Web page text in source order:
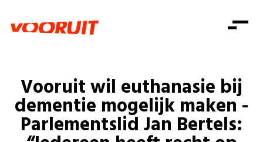
Zorg
Gelijke kansen
Onze mensen
Standpunten
Doe mee
Doe mee
Word lid
Shop
Zoeken
Vooruit wil euthanasie bij
dementie mogelijk maken -
Parlementslid Jan Bertels: